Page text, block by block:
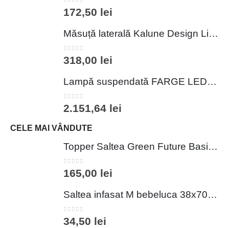
0out of 5
172,50 lei
Măsuță laterală Kalune Design Lifon 50x40x34 cm Galben Negru PAL Metal 2 niveluri
0out of 5
318,00 lei
Lampă suspendată FARGE LED alb 3000K
0out of 5
2.151,64 lei
CELE MAI VÂNDUTE
Topper Saltea Green Future Basic Confort 80x190 cm Spuma Poliuretanica Elastica Husa PES 100%
0out of 5
165,00 lei
Saltea infasat M bebeluca 38x70 cm spuma PVC lavabila pentru confort si siguranta bebelusului
0out of 5
34,50 lei